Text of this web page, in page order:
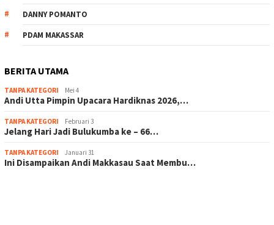
DANNY POMANTO
PDAM MAKASSAR
BERITA UTAMA
TANPA KATEGORI Mei 4
Andi Utta Pimpin Upacara Hardiknas 2026,…
TANPA KATEGORI Februari 3
Jelang Hari Jadi Bulukumba ke – 66…
TANPA KATEGORI Januari 31
Ini Disampaikan Andi Makkasau Saat Membu…